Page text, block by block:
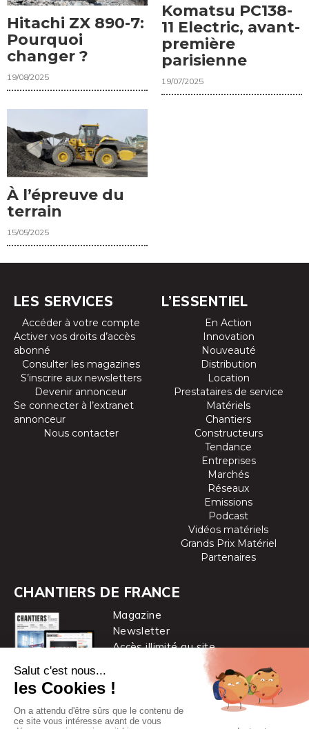
Hitachi ZX 890-7:
Pourquoi
changer ?
19/08/2025
Komatsu PC138-
11 Electric, avant-
première
parisienne
19/07/2025
À l’épreuve du
terrain
15/05/2025
LES SERVICES
Accéder à votre compte
Activer vos droits d’accès
abonné
Consulter les magazines
S’inscrire aux newsletters
Devenir annonceur
Se connecter à l’extranet
annonceur
Nous contacter
L’ESSENTIEL
En Action
Innovation
Nouveauté
Distribution
Location
Prestataires de service
Matériels
Chantiers
Constructeurs
Tendance
Entreprises
Marchés
Réseaux
Emissions
Podcast
Vidéos matériels
Grands Prix Matériel
Partenaires
CHANTIERS DE FRANCE
Magazine
Newsletter
Accès illimité au site